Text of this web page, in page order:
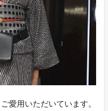
愛用いただいています。